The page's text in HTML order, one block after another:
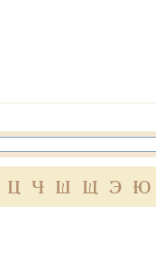
Ц Ч Ш Щ Э Ю